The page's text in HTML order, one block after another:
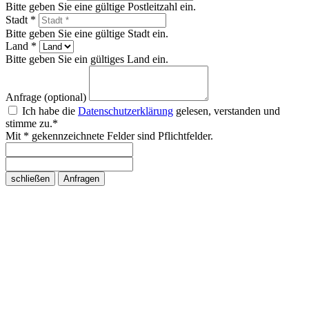
Bitte geben Sie eine gültige Postleitzahl ein.
Stadt *
Bitte geben Sie eine gültige Stadt ein.
Land *
Bitte geben Sie ein gültiges Land ein.
Anfrage (optional)
Ich habe die Datenschutzerklärung gelesen, verstanden und
stimme zu.*
Mit * gekennzeichnete Felder sind Pflichtfelder.
schließen Anfragen